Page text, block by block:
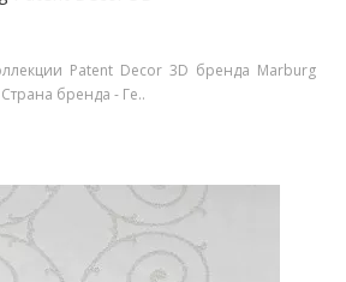
Patent Decor 3D бренда Marburg
бренда - Ге..